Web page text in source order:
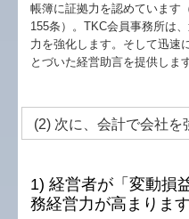
帳簿に証拠力を認めています
155条）。TKC会員事務所は
力を強化します。そして迅速
とづいた経営助言を提供します
(2) 次に、会計で会社を
1) 経営者が「変動損
務経営力が高まります